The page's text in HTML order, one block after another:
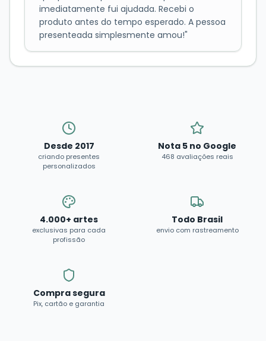
imediatamente fui ajudada. Recebi o
produto antes do tempo esperado. A pessoa
presenteada simplesmente amou!"
Desde 2017
criando presentes
personalizados
Nota 5 no Google
468 avaliações reais
4.000+ artes
exclusivas para cada
profissão
Todo Brasil
envio com rastreamento
Compra segura
Pix, cartão e garantia